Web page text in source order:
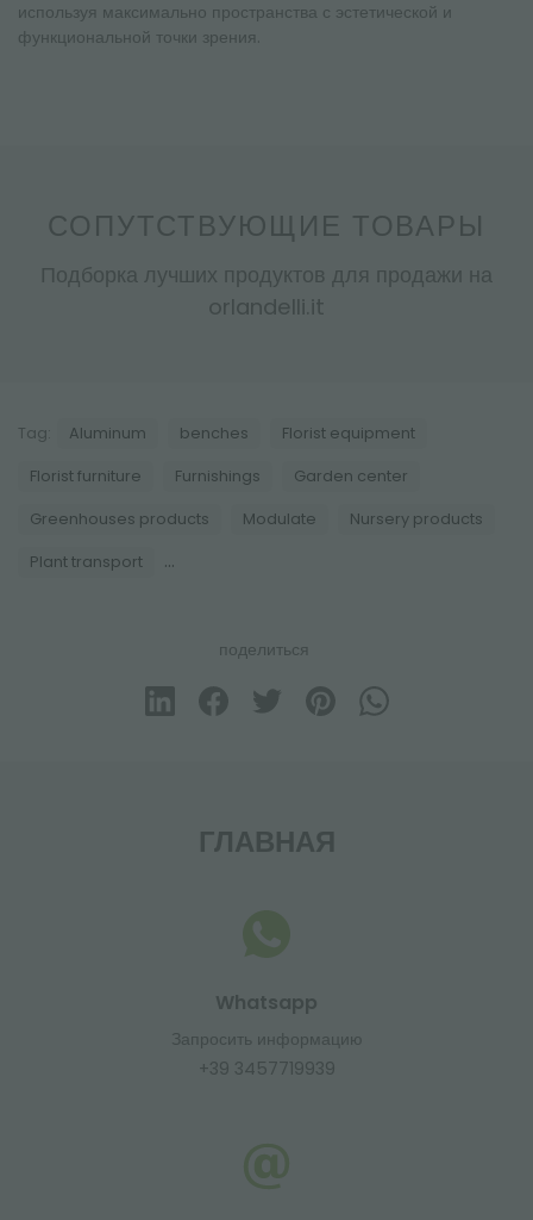
используя максимально пространства с эстетической и
функциональной точки зрения.
СОПУТСТВУЮЩИЕ ТОВАРЫ
Подборка лучших продуктов для продажи на
orlandelli.it
Tag: Aluminum benches Florist equipment
Florist furniture Furnishings Garden center
Greenhouses products Modulate Nursery products
Plant transport ...
поделиться
ГЛАВНАЯ
Whatsapp
Запросить информацию
+39 3457719939